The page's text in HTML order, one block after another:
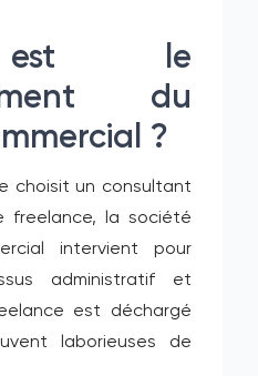
le
du
?
choisit un consultant
freelance, la société
intervient pour
administratif et
est déchargé
laborieuses de